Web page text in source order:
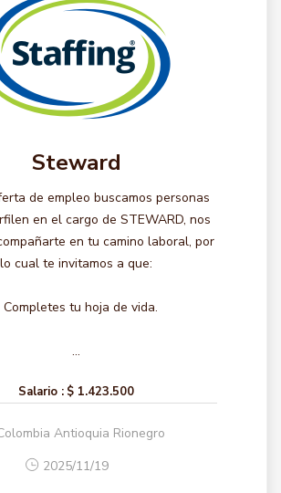
Steward
de empleo buscamos personas
en el cargo de STEWARD, nos
en tu camino laboral, por
lo cual te invitamos a que:
Completes tu hoja de vida.
...
Salario : $ 1.423.500
Antioquia Rionegro
2025/11/19